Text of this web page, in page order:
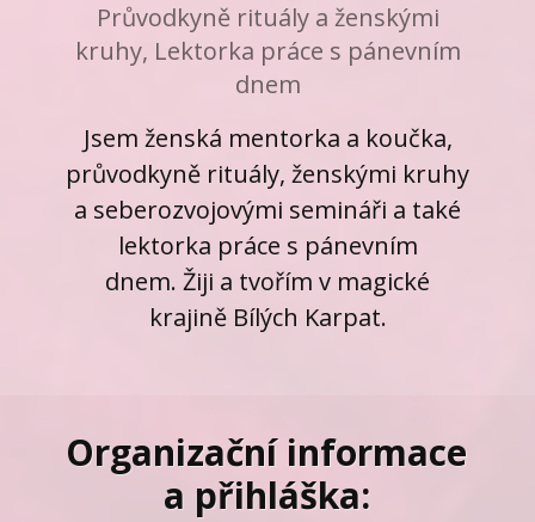
Průvodkyně rituály a ženskými
kruhy, Lektorka práce s pánevním
dnem
Jsem ženská mentorka a koučka,
průvodkyně rituály, ženskými kruhy
a seberozvojovými semináři a také
lektorka práce s pánevním
dnem. Žiji a tvořím v magické
krajině Bílých Karpat.
Organizační informace
a přihláška: